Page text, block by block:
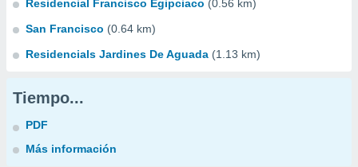
Residencial Francisco Egipciaco (0.56 km)
San Francisco (0.64 km)
Residencials Jardines De Aguada (1.13 km)
Tiempo...
PDF
Más información